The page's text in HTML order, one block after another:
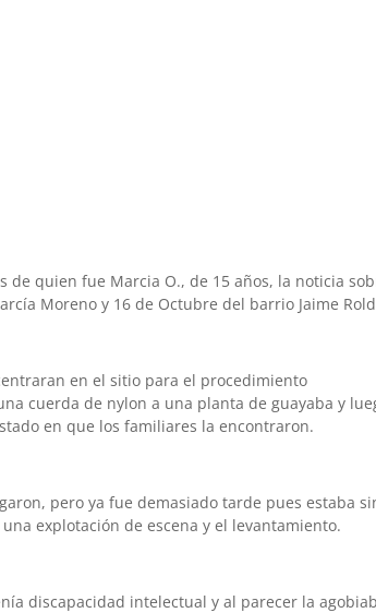
quien fue Marcia O., de 15 años, la noticia
Moreno y 16 de Octubre del barrio Jaime
en el sitio para el procedimiento
cuerda de nylon a una planta de guayaba y
en que los familiares la encontraron.
pero ya fue demasiado tarde pues estaba
explotación de escena y el levantamiento.
discapacidad intelectual y al parecer la